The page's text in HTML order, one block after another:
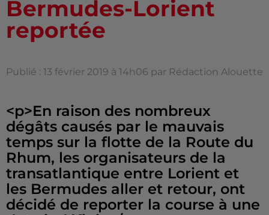
Bermudes-Lorient
reportée
Publié : 13 février 2019 à 14h06 par Rédaction Alouette
<p>En raison des nombreux
dégâts causés par le mauvais
temps sur la flotte de la Route du
Rhum, les organisateurs de la
transatlantique entre Lorient et
les Bermudes aller et retour, ont
décidé de reporter la course à une